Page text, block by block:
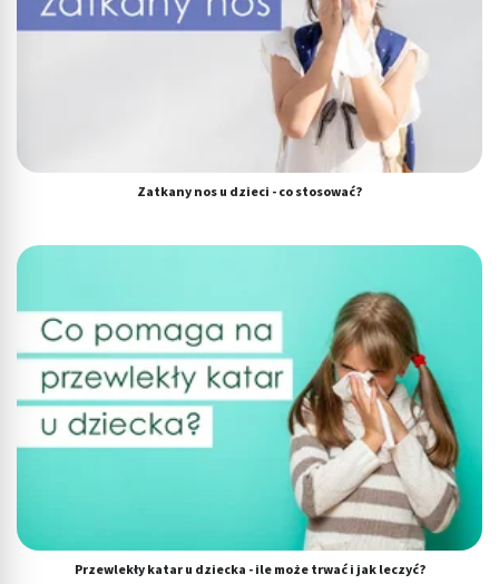
Zatkany nos u dzieci - co stosować?
Przewlekły katar u dziecka - ile może trwać i jak leczyć?